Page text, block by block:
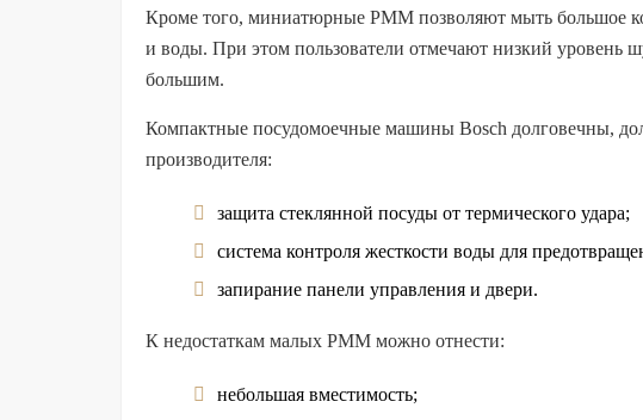
Кроме того, миниатюрные PMM позволяют мыть большое
и воды. При этом пользователи отмечают низкий уровень
большим.
Компактные посудомоечные машины Bosch долговечны,
производителя:
защита стеклянной посуды от термического удара;
система контроля жесткости воды для
запирание панели управления и двери.
К недостаткам малых PMM можно отнести:
небольшая вместимость;